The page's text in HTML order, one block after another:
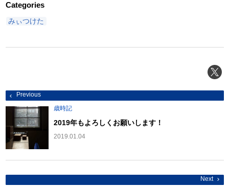
Categories
みぃつけた
投
稿
ナ
ー
シ
ョ
ン
Previous
歳時記
2019年もよろしくお願いします！
2019.01.04
Next